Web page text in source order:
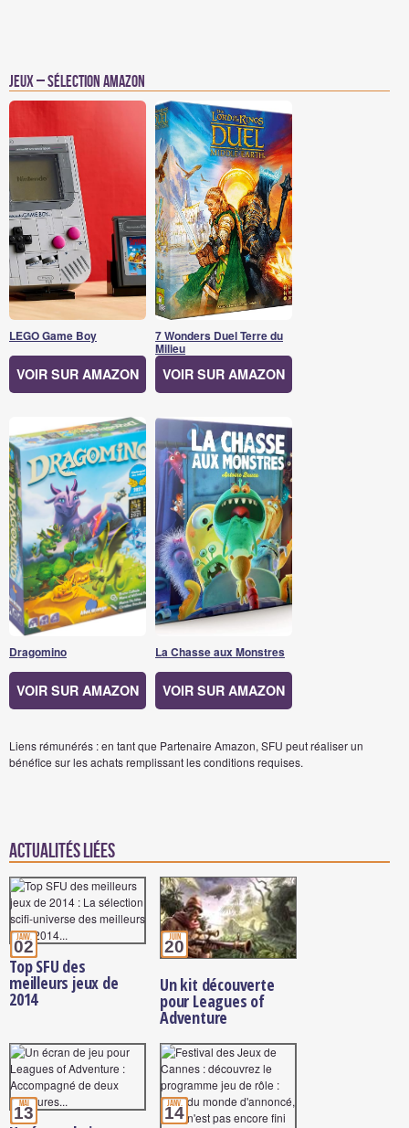
Jeux – Sélection Amazon
LEGO Game Boy
VOIR SUR AMAZON
7 Wonders Duel Terre du
Milieu
VOIR SUR AMAZON
Dragomino
VOIR SUR AMAZON
La Chasse aux Monstres
VOIR SUR AMAZON
Liens rémunérés : en tant que Partenaire Amazon, SFU peut réaliser un
bénéfice sur les achats remplissant les conditions requises.
Actualités Liées
janv.
02
Top SFU des
meilleurs jeux de
2014
juin
20
Un kit découverte
pour Leagues of
Adventure
mai
13 janv.
14